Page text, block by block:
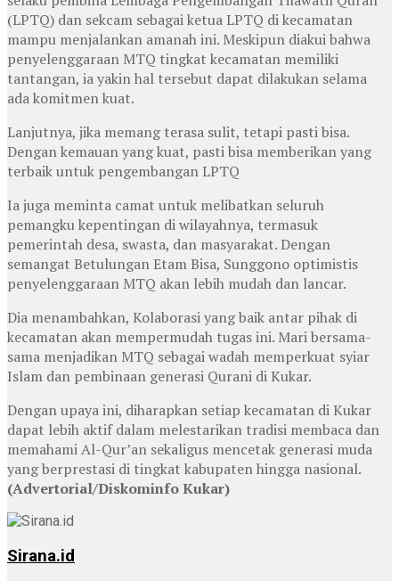
(LPTQ) dan sekcam sebagai ketua LPTQ di kecamatan
mampu menjalankan amanah ini. Meskipun diakui bahwa
penyelenggaraan MTQ tingkat kecamatan memiliki
tantangan, ia yakin hal tersebut dapat dilakukan selama
ada komitmen kuat.
Lanjutnya, jika memang terasa sulit, tetapi pasti bisa.
Dengan kemauan yang kuat, pasti bisa memberikan yang
terbaik untuk pengembangan LPTQ
Ia juga meminta camat untuk melibatkan seluruh
pemangku kepentingan di wilayahnya, termasuk
pemerintah desa, swasta, dan masyarakat. Dengan
semangat Betulungan Etam Bisa, Sunggono optimistis
penyelenggaraan MTQ akan lebih mudah dan lancar.
Dia menambahkan, Kolaborasi yang baik antar pihak di
kecamatan akan mempermudah tugas ini. Mari bersama-
sama menjadikan MTQ sebagai wadah memperkuat syiar
Islam dan pembinaan generasi Qurani di Kukar.
Dengan upaya ini, diharapkan setiap kecamatan di Kukar
dapat lebih aktif dalam melestarikan tradisi membaca dan
memahami Al-Qur’an sekaligus mencetak generasi muda
yang berprestasi di tingkat kabupaten hingga nasional.
(Advertorial/Diskominfo Kukar)
Sirana.id